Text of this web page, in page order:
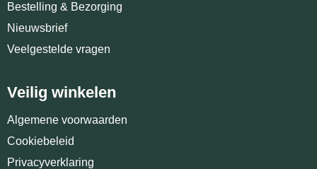
Bestelling & Bezorging
Nieuwsbrief
Veelgestelde vragen
Veilig winkelen
Algemene voorwaarden
Cookiebeleid
Privacyverklaring